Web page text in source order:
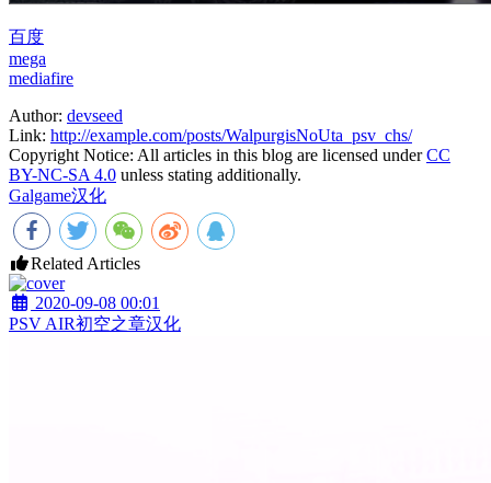
百度
mega
mediafire
Author: devseed
Link: http://example.com/posts/WalpurgisNoUta_psv_chs/
Copyright Notice: All articles in this blog are licensed underCC
BY-NC-SA 4.0 unless stating additionally.
Galgame汉化
Related Articles
2020-09-08 00:01
PSV AIR初空之章汉化